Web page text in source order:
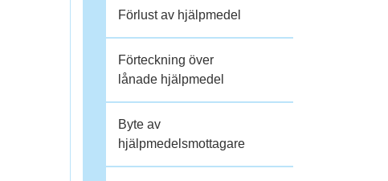
Förlust av hjälpmedel
Förteckning över
lånade hjälpmedel
Byte av
hjälpmedelsmottagare